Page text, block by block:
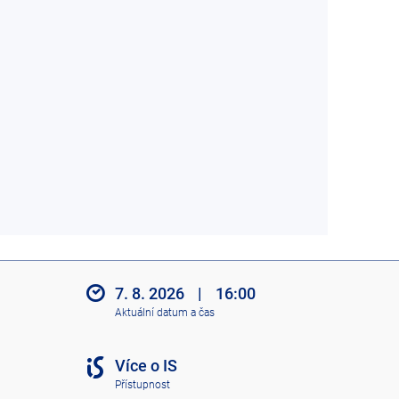
7. 8. 2026 | 16:00
Aktuální datum a čas
Více o IS
Přístupnost